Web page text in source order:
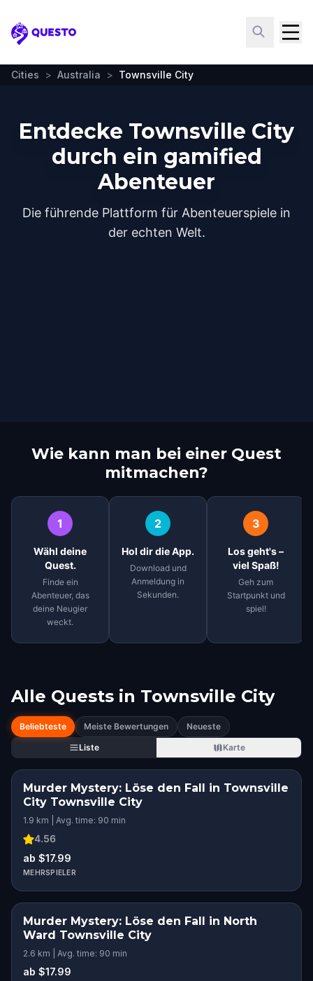
Questo
Cities > Australia > Townsville City
Entdecke Townsville City
durch ein gamified
Abenteuer
Die führende Plattform für Abenteuerspiele in
der echten Welt.
Wie kann man bei einer Quest
mitmachen?
1
Wähl deine
Quest.
Finde ein
Abenteuer, das
deine Neugier
weckt.
2
Hol dir die App.
Download und
Anmeldung in
Sekunden.
3
Los geht's –
viel Spaß!
Geh zum
Startpunkt und
spiel!
Alle Quests in Townsville City
Beliebteste Meiste Bewertungen
Neueste
Liste
Karte
Murder Mystery: Löse den Fall in Townsville
City Townsville City
1.9 km | Avg. time: 90 min
4.56
ab $17.99
MEHRSPIELER
Murder Mystery: Löse den Fall in North
Ward Townsville City
2.6 km | Avg. time: 90 min
ab $17.99